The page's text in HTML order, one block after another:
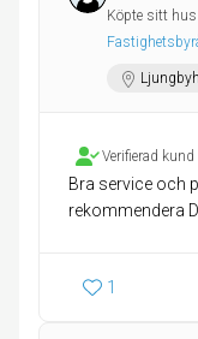
Köpte sitt hus
Verifierad kund
Bra service och
rekommendera
1